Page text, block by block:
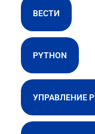
ВЕСТИ
PYTHON
УПРАВЛЕНИЕ